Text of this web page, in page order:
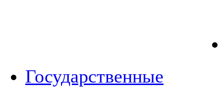
Государственные